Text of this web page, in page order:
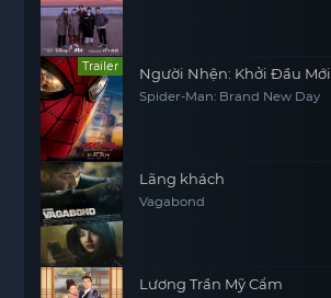
Trailer Người Nhện: Khởi Đầu Mới
Spider-Man: Brand New Day
Lãng khách
Vagabond
Lương Trần Mỹ Cẩm